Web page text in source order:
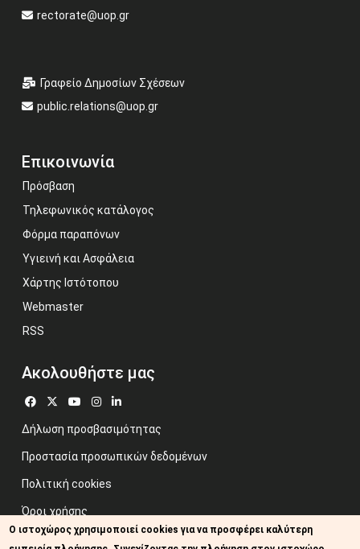
rectorate@uop.gr
Γραφείο Δημοσίων Σχέσεων
public.relations@uop.gr
Επικοινωνία
Πρόσβαση
Τηλεφωνικός κατάλογος
Φόρμα παραπόνων
Υγιεινή και Ασφάλεια
Χάρτης Ιστότοπου
Webmaster
RSS
Ακολουθήστε μας
Δήλωση προσβασιμότητας
Προστασία προσωπικών δεδομένων
Πολιτική cookies
Όροι χρήσης
Προηγούμενος ιστότοπος
Ο ιστοχώρος χρησιμοποιεί cookies για να προσφέρει καλύτερη